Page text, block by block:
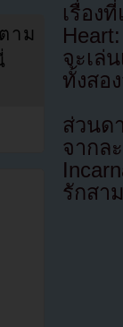
เรื่อง
จะเล่
ทั้งสอ
ส่วนด
จากล
รักสา
าม